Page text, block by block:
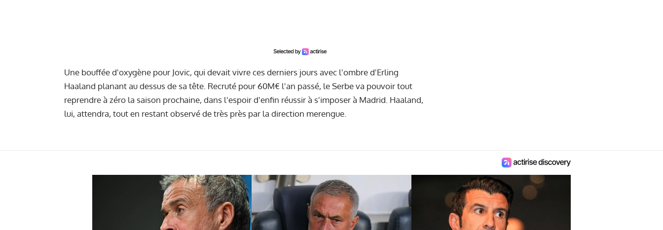
Une bouffée d'oxygène pour Jovic, qui devait vivre ces derniers jours avec l'ombre d'Erling
Haaland planant au dessus de sa tête. Recruté pour 60M€ l'an passé, le Serbe va pouvoir tout
reprendre à zéro la saison prochaine, dans l'espoir d'enfin réussir à s'imposer à Madrid. Haaland,
lui, attendra, tout en restant observé de très près par la direction merengue.